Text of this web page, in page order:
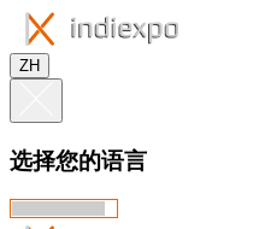
ZH
选择您的语言